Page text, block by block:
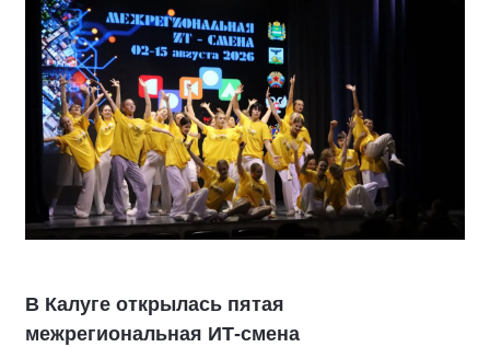
В Калуге открылась пятая
межрегиональная ИТ-смена